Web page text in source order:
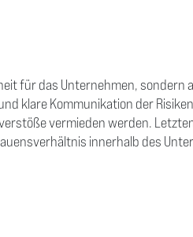
für das Unternehmen, sondern
klare Kommunikation der
vermieden werden.
innerhalb des